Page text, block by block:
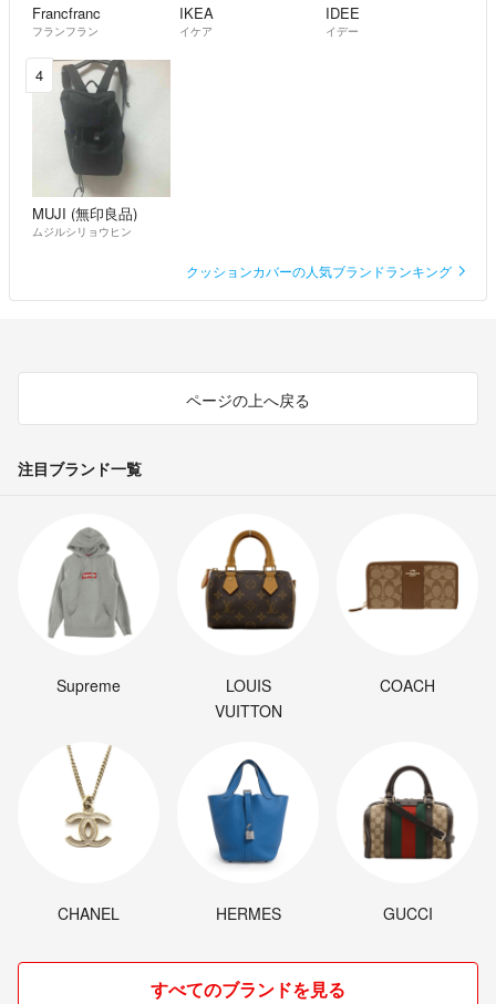
Francfranc
フランフラン
IKEA
イケア
IDEE
イデー
4
MUJI (無印良品)
ムジルシリョウヒン
クッションカバーの人気ブランドランキング
ページの上へ戻る
注目ブランド一覧
Supreme
LOUIS
VUITTON
COACH
CHANEL HERMES GUCCI
すべてのブランドを見る